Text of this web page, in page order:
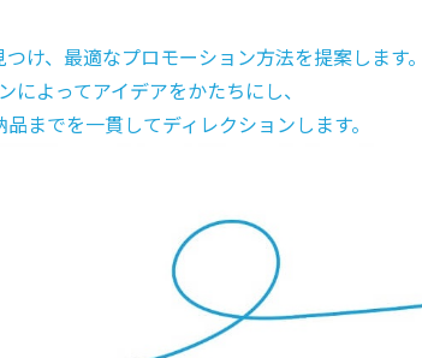
け、 最適なプロモーション方法を提案します。
によってアイデアをかたちにし、
品までを一貫してディレクションします。